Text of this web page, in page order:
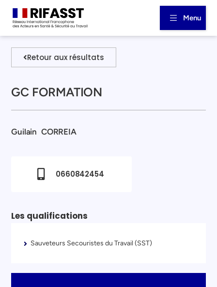
Menu
Retour aux résultats
GC FORMATION
Guilain CORREIA
0660842454
Les qualifications
Sauveteurs Secouristes du Travail (SST)